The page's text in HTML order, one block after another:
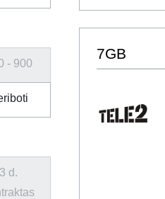
- 900
3 d.
7GB